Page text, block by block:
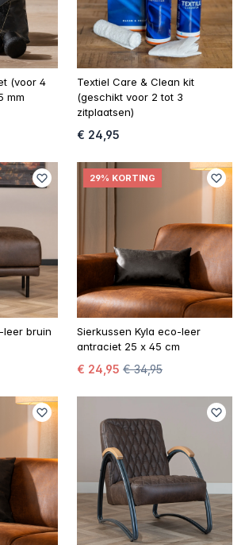
(voor 4
mm
Textiel Care & Clean kit
(geschikt voor 2 tot 3
zitplaatsen)
€ 24,95
leer bruin
29% KORTING
Sierkussen Kyla eco-leer
antraciet 25 x 45 cm
€ 24,95 € 34,95